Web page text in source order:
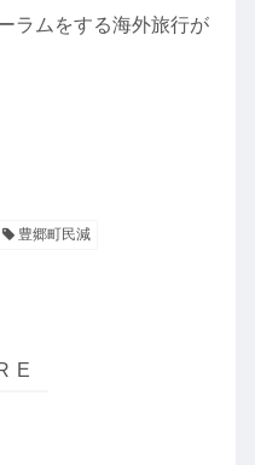
ラムをする海外旅行が
豊郷町民減